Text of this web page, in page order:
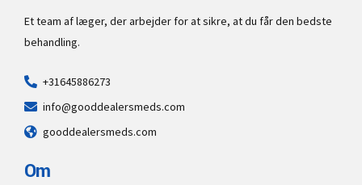
Et team af læger, der arbejder for at sikre, at du får den bedste
behandling.
+31645886273
info@gooddealersmeds.com
gooddealersmeds.com
Om